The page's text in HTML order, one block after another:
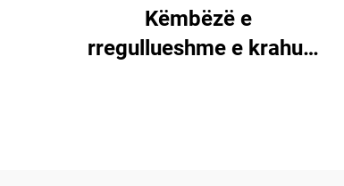
Këmbëzë e
rregullueshme e krahut